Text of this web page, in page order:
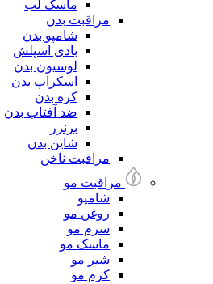
ماسک لب
مراقبت بدن
شامپو بدن
بادی اسپلش
لوسیون بدن
اسکراپ بدن
کره بدن
ضد آفتاب بدن
برنزر
شاین بدن
مراقبت ناخن
مراقبت مو
شامپو
روغن مو
سرم مو
ماسک مو
شیر مو
کرم مو